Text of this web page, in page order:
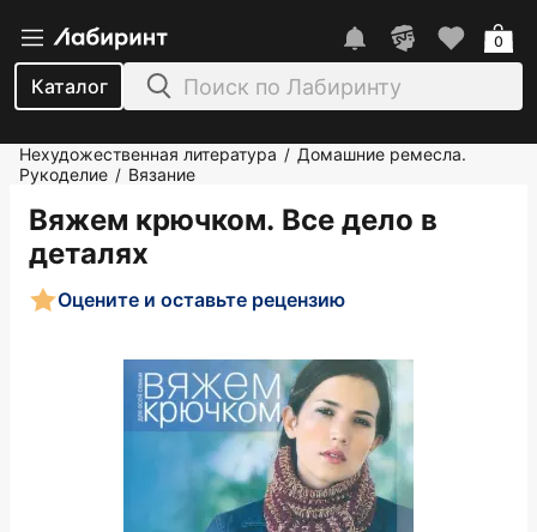
Каталог
0
Нехудожественная литература / Домашние ремесла.
Рукоделие / Вязание
Вяжем крючком. Все дело в
деталях
Оцените и оставьте рецензию